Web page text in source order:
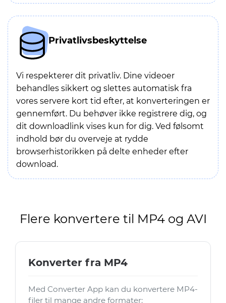
Privatlivsbeskyttelse
Vi respekterer dit privatliv. Dine videoer
behandles sikkert og slettes automatisk fra
vores servere kort tid efter, at konverteringen er
gennemført. Du behøver ikke registrere dig, og
dit downloadlink vises kun for dig. Ved følsomt
indhold bør du overveje at rydde
browserhistorikken på delte enheder efter
download.
Flere konvertere til MP4 og AVI
Konverter fra MP4
Med Converter App kan du konvertere MP4-
filer til mange andre formater: